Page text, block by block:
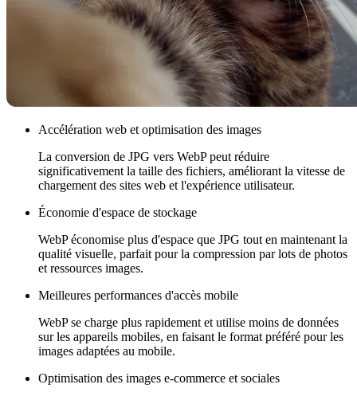
Accélération web et optimisation des images
La conversion de JPG vers WebP peut réduire
significativement la taille des fichiers, améliorant la vitesse de
chargement des sites web et l'expérience utilisateur.
Économie d'espace de stockage
WebP économise plus d'espace que JPG tout en maintenant la
qualité visuelle, parfait pour la compression par lots de photos
et ressources images.
Meilleures performances d'accès mobile
WebP se charge plus rapidement et utilise moins de données
sur les appareils mobiles, en faisant le format préféré pour les
images adaptées au mobile.
Optimisation des images e-commerce et sociales